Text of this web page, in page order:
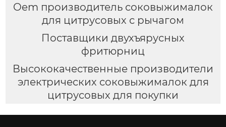
Oem производитель соковыжималок
для цитрусовых с рычагом
Поставщики двухъярусных
фритюрниц
Высококачественные производители
электрических соковыжималок для
цитрусовых для покупки